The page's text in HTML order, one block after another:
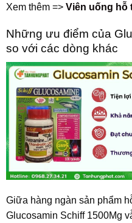
Xem thêm => Viên uống
Những ưu điểm của
so với các dòng khác
Giữa hàng ngàn sản phẩm
Glucosamin Schiff 1500Mg